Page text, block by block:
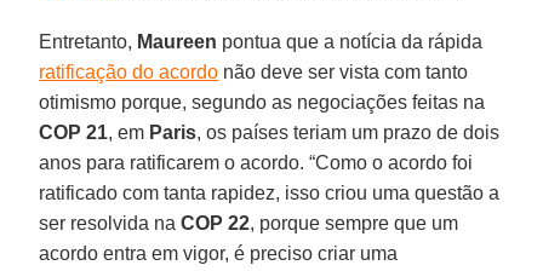
Entretanto, Maureen pontua que a notícia da rápida
ratificação do acordo não deve ser vista com tanto
otimismo porque, segundo as negociações feitas na
COP 21, em Paris, os países teriam um prazo de dois
anos para ratificarem o acordo. “Como o acordo foi
ratificado com tanta rapidez, isso criou uma questão a
ser resolvida naCOP 22, porque sempre que um
acordo entra em vigor, é preciso criar uma